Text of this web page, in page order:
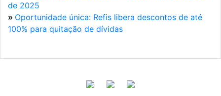
de 2025
» Oportunidade única: Refis libera descontos de até
100% para quitação de dívidas